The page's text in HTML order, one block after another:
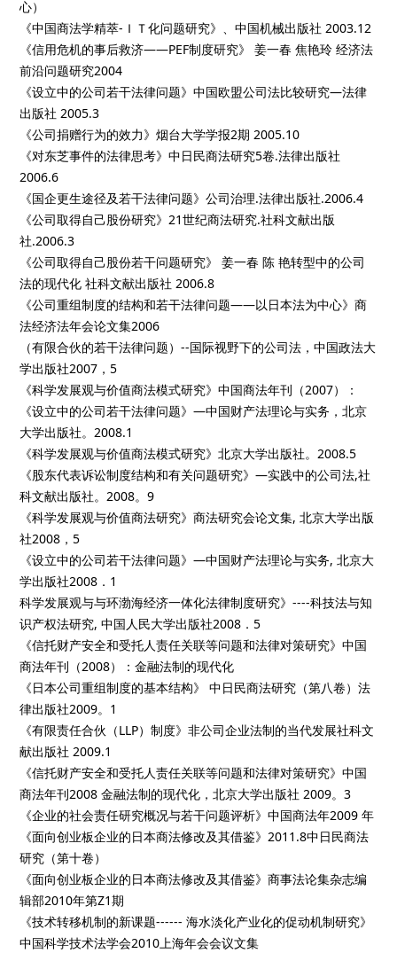
心）
《中国商法学精萃-ＩＴ化问题研究》、中国机械出版社 2003.12
《信用危机的事后救济——PEF制度研究》 姜一春 焦艳玲 经济法
前沿问题研究2004
《设立中的公司若干法律问题》中国欧盟公司法比较研究—法律
出版社 2005.3
《公司捐赠行为的效力》烟台大学学报2期 2005.10
《对东芝事件的法律思考》中日民商法研究5卷.法律出版社
2006.6
《国企更生途径及若干法律问题》公司治理.法律出版社.2006.4
《公司取得自己股份研究》21世纪商法研究.社科文献出版
社.2006.3
《公司取得自己股份若干问题研究》 姜一春 陈 艳转型中的公司
法的现代化 社科文献出版社 2006.8
《公司重组制度的结构和若干法律问题——以日本法为中心》商
法经济法年会论文集2006
（有限合伙的若干法律问题）--国际视野下的公司法，中国政法大
学出版社2007，5
《科学发展观与价值商法模式研究》中国商法年刊（2007）：
《设立中的公司若干法律问题》—中国财产法理论与实务，北京
大学出版社。2008.1
《科学发展观与价值商法模式研究》北京大学出版社。2008.5
《股东代表诉讼制度结构和有关问题研究》—实践中的公司法,社
科文献出版社。2008。9
《科学发展观与价值商法研究》商法研究会论文集, 北京大学出版
社2008，5
《设立中的公司若干法律问题》—中国财产法理论与实务, 北京大
学出版社2008．1
科学发展观与与环渤海经济一体化法律制度研究》----科技法与知
识产权法研究, 中国人民大学出版社2008．5
《信托财产安全和受托人责任关联等问题和法律对策研究》中国
商法年刊（2008）：金融法制的现代化
《日本公司重组制度的基本结构》 中日民商法研究（第八卷）法
律出版社2009。1
《有限责任合伙（LLP）制度》非公司企业法制的当代发展社科文
献出版社 2009.1
《信托财产安全和受托人责任关联等问题和法律对策研究》中国
商法年刊2008 金融法制的现代化，北京大学出版社 2009。3
《企业的社会责任研究概况与若干问题评析》中国商法年2009 年
《面向创业板企业的日本商法修改及其借鉴》2011.8中日民商法
研究（第十卷）
《面向创业板企业的日本商法修改及其借鉴》商事法论集杂志编
辑部2010年第Z1期
《技术转移机制的新课题------ 海水淡化产业化的促动机制研究》
中国科学技术法学会2010上海年会会议文集